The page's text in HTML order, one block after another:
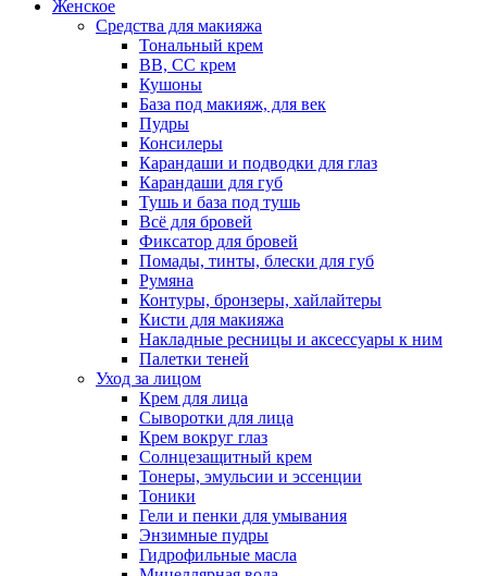
Женское
Средства для макияжа
Тональный крем
BB, CC крем
Кушоны
База под макияж, для век
Пудры
Консилеры
Карандаши и подводки для глаз
Карандаши для губ
Тушь и база под тушь
Всё для бровей
Фиксатор для бровей
Помады, тинты, блески для губ
Румяна
Контуры, бронзеры, хайлайтеры
Кисти для макияжа
Накладные ресницы и аксессуары к ним
Палетки теней
Уход за лицом
Крем для лица
Сыворотки для лица
Крем вокруг глаз
Солнцезащитный крем
Тонеры, эмульсии и эссенции
Тоники
Гели и пенки для умывания
Энзимные пудры
Гидрофильные масла